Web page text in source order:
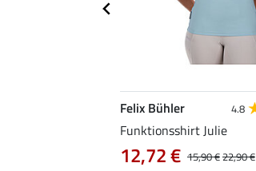
Felix Bühler 4.8
Funktionsshirt Julie
15,90 €22,90 €
12,72 €